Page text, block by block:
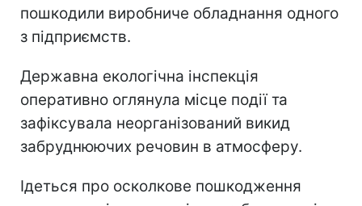
пошкодили виробниче обладнання одного
з підприємств.
Державна екологічна інспекція
оперативно оглянула місце події та
зафіксувала неорганізований викид
забруднюючих речовин в атмосферу.
Ідеться про осколкове пошкодження